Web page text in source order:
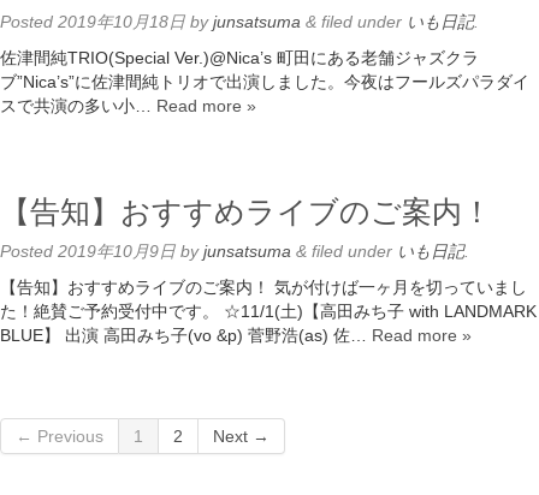
Posted 2019年10月18日 byjunsatsuma & filed under いも日記.
佐津間純TRIO(Special Ver.)@Nica’s 町田にある老舗ジャズクラ
ブ”Nica’s”に佐津間純トリオで出演しました。今夜はフールズパラダイ
スで共演の多い小… Read more »
【告知】おすすめライブのご案内！
Posted 2019年10月9日 byjunsatsuma & filed under いも日記.
【告知】おすすめライブのご案内！ 気が付けば一ヶ月を切っていまし
た！絶賛ご予約受付中です。 ☆11/1(土)【高田みち子 with LANDMARK
BLUE】 出演 高田みち子(vo &p) 菅野浩(as) 佐… Read more »
← Previous 1 2 Next →